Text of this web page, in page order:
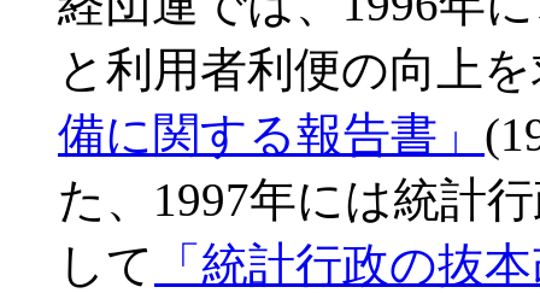
と利用者利便の向上
備に関する報告書」
た、1997年には統計
して
「統計行政の抜